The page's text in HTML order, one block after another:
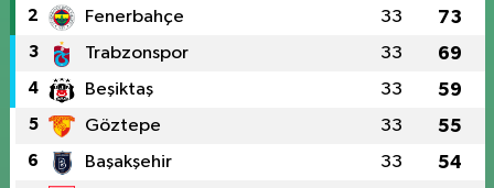
2 Fenerbahçe 33 73
3 Trabzonspor 33 69
4 Beşiktaş 33 59
5 Göztepe 33 55
6 Başakşehir 33 54